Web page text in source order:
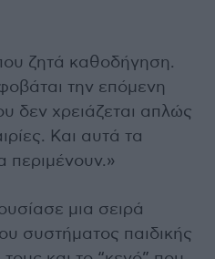
ζητά καθοδήγηση.
την επόμενη
δεν χρειάζεται απλώς
Και αυτά τα
περιμένουν.»
μια σειρά
συστήματος παιδικής